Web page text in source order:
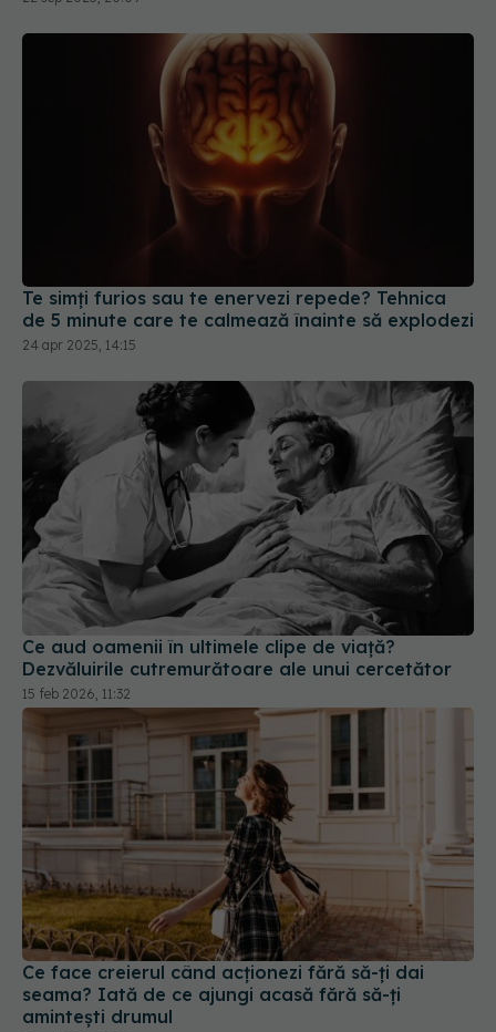
Te simți furios sau te enervezi repede? Tehnica
de 5 minute care te calmează înainte să explodezi
Ce aud oamenii în ultimele clipe de viață?
Dezvăluirile cutremurătoare ale unui cercetător
15 feb 2026, 11:32
Ce face creierul când acționezi fără să-ți dai
seama? Iată de ce ajungi acasă fără să-ți
amintești drumul
20 iul 2026, 23:37